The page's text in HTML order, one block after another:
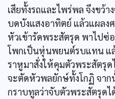
เสียทั้งรถและไพร่พล จึงขว้
บดบังแสงอาทิตย์ แล้วแผลง
หัวเข้ารัดพระสัตรุด พาไปซ่
โพกเป็นหุ่นพยนต์รบแทน แล้
ราหูมาสั่งให้คุมตัวพระสัตรุ
จะตัดหัวพลยักษ์ทั้งโกฏิ จาก
กราบทูลว่าจับตัวพระสัตรุด